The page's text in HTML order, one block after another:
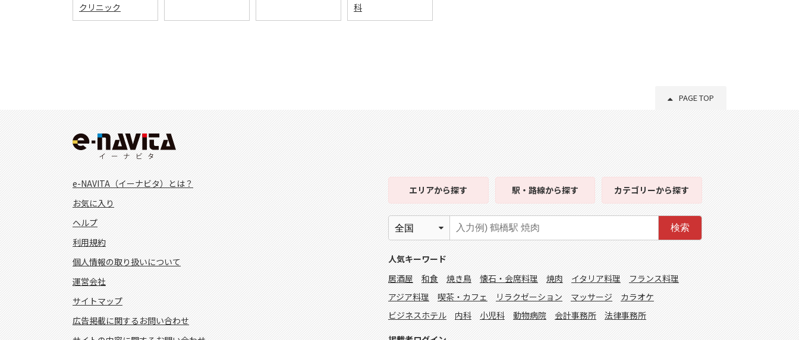
クリニック
科
PAGE TOP
e-NAVITA（イーナビタ）とは？
お気に入り
ヘルプ
利用規約
個人情報の取り扱いについて
運営会社
サイトマップ
広告掲載に関するお問い合わせ
エリアから探す 駅・路線から探す カテゴリーから探す
検索
人気キーワード
居酒屋
和食 焼き鳥 懐石・会席料理 焼肉 イタリア料理
フランス料理
アジア料理
喫茶・カフェ リラクゼーション マッサージ
カラオケ
ビジネスホテル
内科 小児科 動物病院 会計事務所 法律事務所